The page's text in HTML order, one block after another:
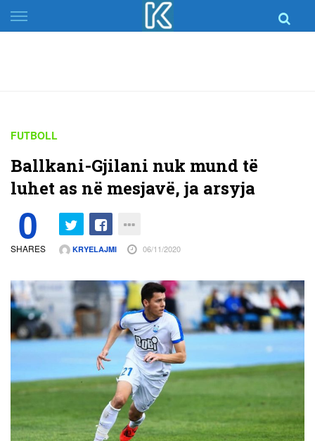
Skip
to
FUTBOLL
Ballkani-Gjilani nuk mund të
luhet as në mesjavë, ja arsyja
0
SHARES KRYELAJMI 06/11/2020